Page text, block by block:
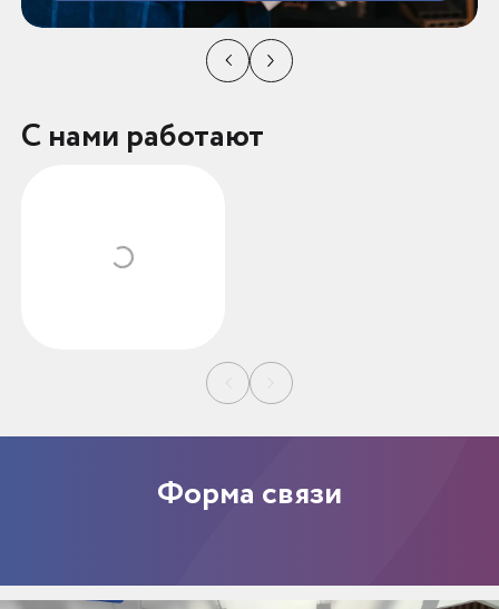
С нами работают
Форма связи